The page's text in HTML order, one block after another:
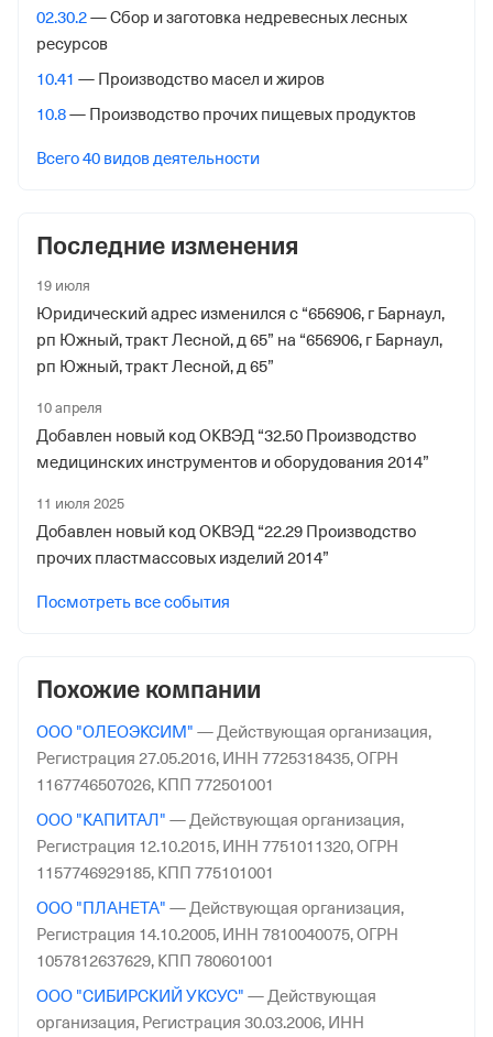
656049, Барнаул гор., Социалистический Пр,47,
Внебюджетные фонды
Регистрационный номер в ПФР
1106833526
Отделение Фонда Пенсионного и Социального
Страхования Российской Федерации по Алтайскому
краю
Регистрационный номер ФссРФ
1106833526
6 апреля 2007
Наименование территориального органа
Страхования Российской Федерации по Алтайскому
02.30.2— Сбор и заготовка недревесных лесных
ресурсов
10.41 — Производство масел и жиров
10.8— Производство прочих пищевых продуктов
Всего 40 видов деятельности
Последние изменения
19 июля
Юридический адрес изменился с “656906, г Барнаул,
рп Южный, тракт Лесной, д 65” на “656906, г Барнаул,
рп Южный, тракт Лесной, д 65”
10 апреля
Добавлен новый код ОКВЭД “32.50 Производство
медицинских инструментов и оборудования 2014”
11 июля 2025
Добавлен новый код ОКВЭД “22.29 Производство
прочих пластмассовых изделий 2014”
Посмотреть все события
Похожие компании
ООО "ОЛЕОЭКСИМ" — Действующая организация,
Регистрация 27.05.2016, ИНН 7725318435,ОГРН
1167746507026, КПП 772501001
ООО "КАПИТАЛ" — Действующая организация,
Регистрация 12.10.2015, ИНН 7751011320,ОГРН
1157746929185, КПП 775101001
ООО "ПЛАНЕТА" — Действующая организация,
Регистрация 14.10.2005, ИНН 7810040075,ОГРН
1057812637629, КПП 780601001
ООО "СИБИРСКИЙ УКСУС" — Действующая
организация, Регистрация 30.03.2006, ИНН